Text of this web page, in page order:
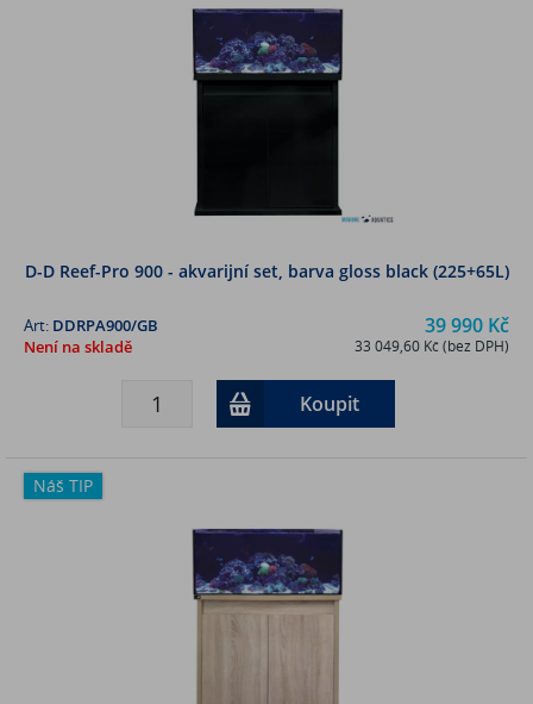
D-D Reef-Pro 900 - akvarijní set, barva gloss black (225+65L)
39 990 Kč
33 049,60 Kč (bez DPH)
Art: DDRPA900/GB
Není na skladě
Koupit
Náš TIP